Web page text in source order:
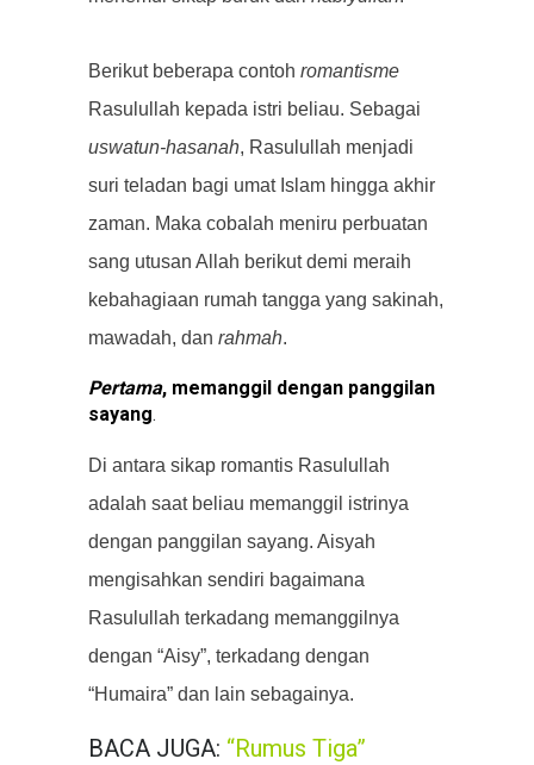
Berikut beberapa contoh romantisme
Rasulullah kepada istri beliau. Sebagai
uswatun-hasanah, Rasulullah menjadi
suri teladan bagi umat Islam hingga akhir
zaman. Maka cobalah meniru perbuatan
sang utusan Allah berikut demi meraih
kebahagiaan rumah tangga yang sakinah,
mawadah, dan rahmah.
Pertama, memanggil dengan panggilan
sayang.
Di antara sikap romantis Rasulullah
adalah saat beliau memanggil istrinya
dengan panggilan sayang. Aisyah
mengisahkan sendiri bagaimana
Rasulullah terkadang memanggilnya
dengan “Aisy”, terkadang dengan
“Humaira” dan lain sebagainya.
BACA JUGA: “Rumus Tiga”